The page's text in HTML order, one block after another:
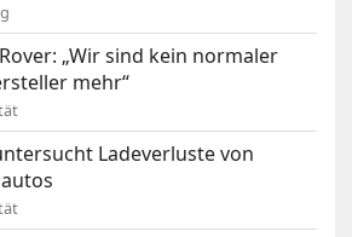
„Wir sind kein normaler
mehr“
Ladeverluste von